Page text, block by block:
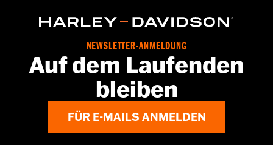
NEWSLETTER-ANMELDUNG
Auf dem Laufenden
bleiben
FÜR E-MAILS ANMELDEN